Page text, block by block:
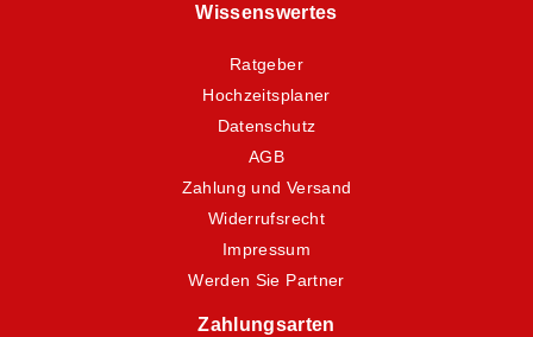
Wissenswertes
Ratgeber
Hochzeitsplaner
Datenschutz
AGB
Zahlung und Versand
Widerrufsrecht
Impressum
Werden Sie Partner
Zahlungsarten